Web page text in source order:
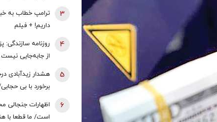
ترامپ خطاب به
داریم! + فیلم
3
روزنامه سازندگی:
از جابه‌جایی
4
هشدار زیدآبادی
برخورد با بی
خطرناکی آزاد است؟
5
اظهارات جنجالی
است/ ما قطعا با
6